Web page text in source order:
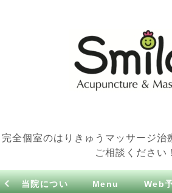
完全個室のはりきゅうマッサージ
ご相談ください！
当院につい Menu Web